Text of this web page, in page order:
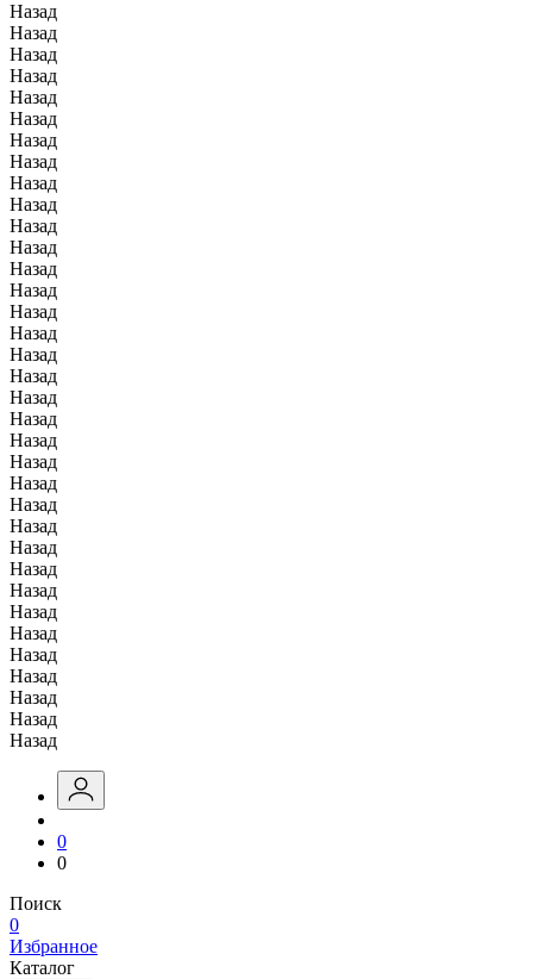
Назад
Назад
Назад
Назад
Назад
Назад
Назад
Назад
Назад
Назад
Назад
Назад
Назад
Назад
Назад
Назад
Назад
Назад
Назад
Назад
Назад
Назад
Назад
Назад
Назад
Назад
Назад
Назад
Назад
Назад
Назад
Назад
Назад
Назад
Назад
0
0
Поиск
0
Избранное
Каталог